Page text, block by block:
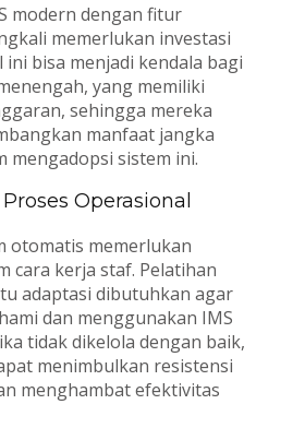
modern dengan fitur
memerlukan investasi
ini bisa menjadi kendala bagi
yang memiliki
sehingga mereka
manfaat jangka
mengadopsi sistem ini.
Operasional
otomatis memerlukan
cara kerja staf. Pelatihan
adaptasi dibutuhkan agar
dan menggunakan IMS
tidak dikelola dengan baik,
menimbulkan resistensi
menghambat efektivitas